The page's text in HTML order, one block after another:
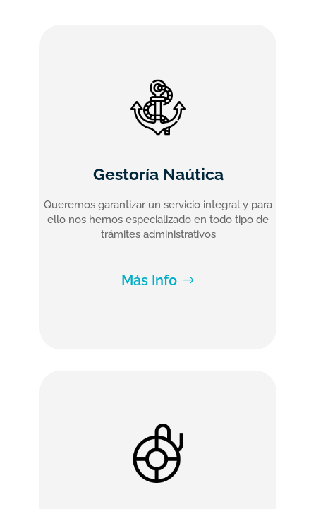
Gestoría Naútica
Queremos garantizar un servicio integral y para
ello nos hemos especializado en todo tipo de
trámites administrativos
Más Info